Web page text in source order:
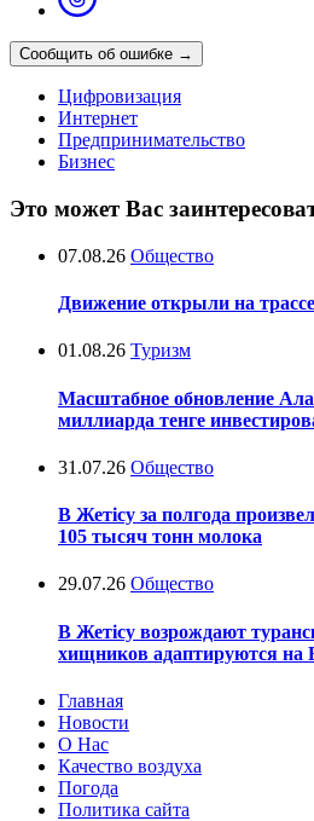
Сообщить об ошибке →
Цифровизация
Интернет
Предпринимательство
Бизнес
Это может Вас
07.08.26 Общество
Движение открыли на
01.08.26 Туризм
Масштабное обновление
миллиарда тенге
31.07.26 Общество
В Жетісу за полгода
105 тысяч тонн молока
29.07.26 Общество
В Жетісу возрождают
хищников адаптируются на
Главная
Новости
О Нас
Качество воздуха
Погода
Политика сайта